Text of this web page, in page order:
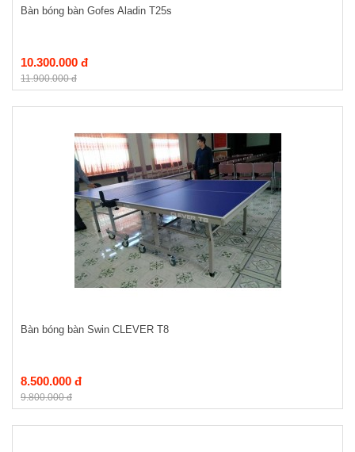
Bàn bóng bàn Gofes Aladin T25s
10.300.000 đ
11.900.000 đ
Bàn bóng bàn Swin CLEVER T8
8.500.000 đ
9.800.000 đ